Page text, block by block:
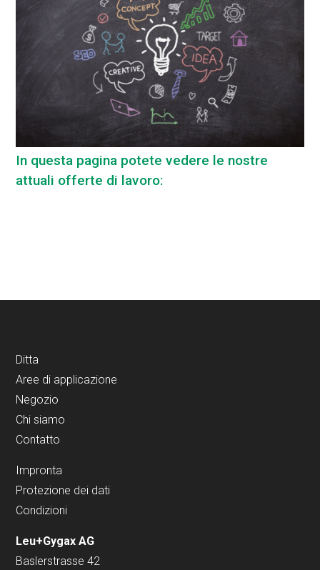
In questa pagina potete vedere le nostre
attuali offerte di lavoro:
Ditta
Aree di applicazione
Negozio
Chi siamo
Contatto
Impronta
Protezione dei dati
Condizioni
Leu+Gygax AG
Baslerstrasse 42